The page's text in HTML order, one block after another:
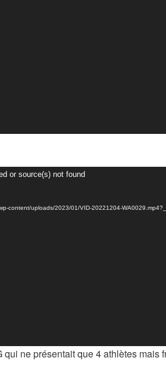
or source(s) not found
content/uploads/2023/01/VID-20221204-
qui ne présentait que 4 athlètes mais